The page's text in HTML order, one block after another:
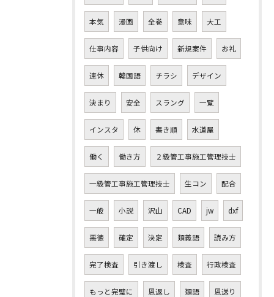
本気 漫画 全巻 意味 大工
仕事内容 子供向け 新規案件 お礼
連休 韓国語 チラシ デザイン
決まり 安全 スラング 一覧
インスタ 休 書き順 水道屋
働く 働き方 ２級管工事施工管理技士
一級管工事施工管理技士 生コン 配合
一般 小説 沢山 CAD jw dxf
悪徳 確定 決定 類義語 読み方
完了検査 引き渡し 検査 行政検査
もっと完璧に 恩返し 類語 恩送り